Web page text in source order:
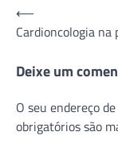
Navegação
de
Post
⟵
Cardioncologia
Deixe um
O seu endereço
obrigatórios são